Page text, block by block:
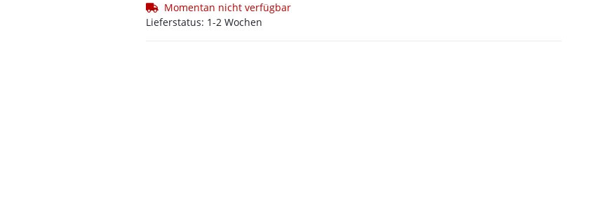
Momentan nicht verfügbar
Lieferstatus: 1-2 Wochen